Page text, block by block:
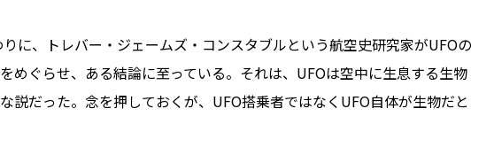
に、トレバー・ジェームズ・コンスタブルという航空史研究家がUFOの
めぐらせ、ある結論に至っている。それは、UFOは空中に生息する生物
説だった。念を押しておくが、UFO搭乗者ではなくUFO自体が生物だと